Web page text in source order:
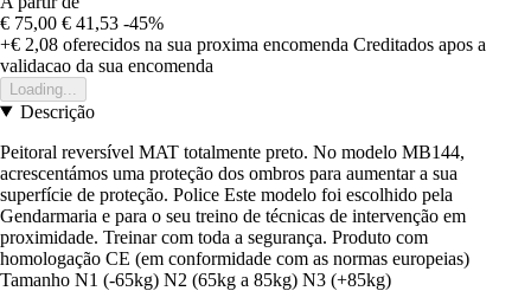
€ 75,00 € 41,53 -45%
+€ 2,08 oferecidos na sua proxima encomenda Creditados apos a
validacao da sua encomenda
Loading...
Descrição
Peitoral reversível MAT totalmente preto. No modelo MB144,
acrescentámos uma proteção dos ombros para aumentar a sua
superfície de proteção. Police Este modelo foi escolhido pela
Gendarmaria e para o seu treino de técnicas de intervenção em
proximidade. Treinar com toda a segurança. Produto com
homologação CE (em conformidade com as normas europeias)
Tamanho N1 (-65kg) N2 (65kg a 85kg) N3 (+85kg)